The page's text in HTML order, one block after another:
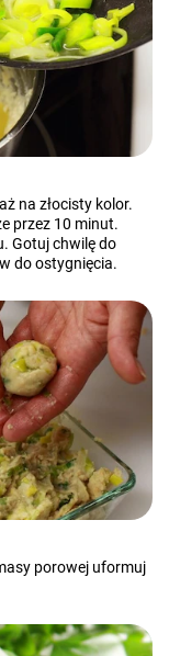
na złocisty kolor.
przez 10 minut.
Gotuj chwilę do
do ostygnięcia.
porowej uformuj